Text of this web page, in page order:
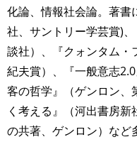
化論、情報社会論。著書
社、サントリー学芸賞)
談社）、『クォンタム・
紀夫賞）、『一般意志
客の哲学』（ゲンロン、
く考える』（河出書房
の共著、ゲンロン）など